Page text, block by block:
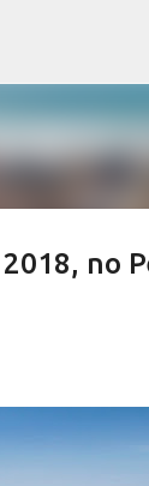
no